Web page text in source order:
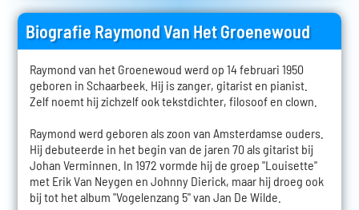
Biografie Raymond Van Het Groenewoud
Raymond van het Groenewoud werd op 14 februari 1950
geboren in Schaarbeek. Hij is zanger, gitarist en pianist.
Zelf noemt hij zichzelf ook tekstdichter, filosoof en clown.
Raymond werd geboren als zoon van Amsterdamse ouders.
Hij debuteerde in het begin van de jaren 70 als gitarist bij
Johan Verminnen. In 1972 vormde hij de groep "Louisette"
met Erik Van Neygen en Johnny Dierick, maar hij droeg ook
bij tot het album "Vogelenzang 5" van Jan De Wilde.